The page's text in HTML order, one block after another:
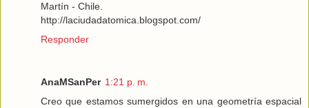
Martín - Chile.
http://laciudadatomica.blogspot.com/
Responder
AnaMSanPer 1:21 p. m.
Creo que estamos sumergidos en una geometría espacial